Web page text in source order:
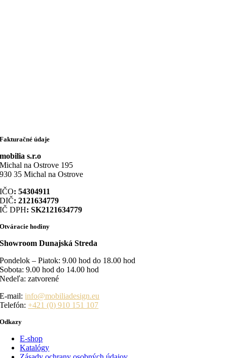
Fakturačné údaje
mobilia s.r.o
Michal na Ostrove 195
930 35 Michal na Ostrove
IČO: 54304911
DIČ: 2121634779
IČ DPH: SK2121634779
Otváracie hodiny
Showroom Dunajská Streda
Pondelok – Piatok: 9.00 hod do 18.00 hod
Sobota: 9.00 hod do 14.00 hod
Nedeľa: zatvorené
E-mail:info@mobiliadesign.eu
Telefón: +421 (0) 910 151 107
Odkazy
E-shop
Katalógy